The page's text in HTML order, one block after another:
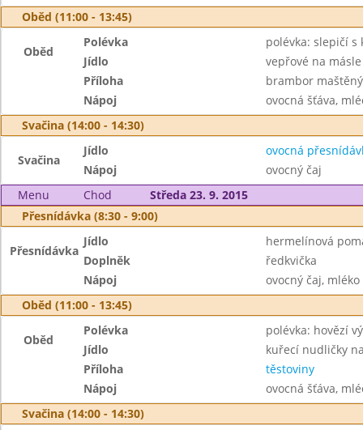
Oběd (11:00 - 13:45)
Oběd
Polévka
polévka: slepičí s
Jídlo
vepřové na másle
Příloha
brambor
Nápoj
ovocná šťáva,
Svačina (14:00 - 14:30)
Svačina
Jídlo
ovocná
Nápoj
ovocný čaj
Menu
Chod
Středa 23. 9. 2015
Přesnídávka (8:30 - 9:00)
Přesnídávka
Jídlo
hermelínová
Doplněk
ředkvička
Nápoj
ovocný čaj, mléko
Oběd (11:00 - 13:45)
Oběd
Polévka
polévka: hovězí
Jídlo
kuřecí nudličky
Příloha
těstoviny
Nápoj
ovocná šťáva,
Svačina (14:00 - 14:30)